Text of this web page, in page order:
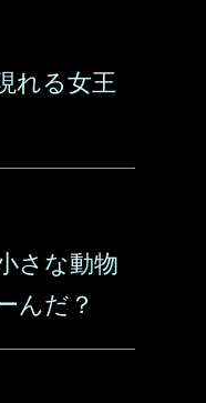
れる女王
さな動物
んだ？